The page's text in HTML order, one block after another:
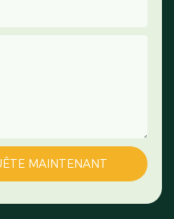
MAINTENANT